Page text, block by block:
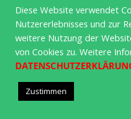
Diese Website verwendet
Nutzererlebnisses und zur
weitere Nutzung der
von Cookies zu. Weitere
Zustimmen